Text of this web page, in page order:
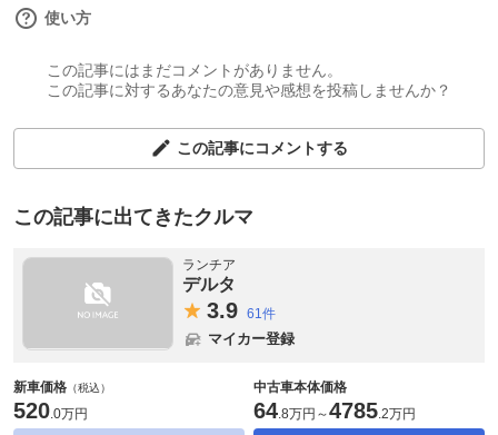
使い方
この記事にはまだコメントがありません。
この記事に対するあなたの意見や感想を投稿しませんか？
この記事にコメントする
この記事に出てきたクルマ
ランチア
デルタ
3.9 61件
マイカー登録
新車価格 （税込）
520.0万円
中古車本体価格
64.8万円 ～4785.2万円